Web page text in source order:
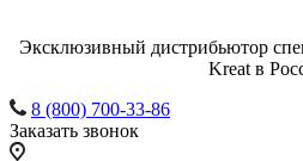
Эксклюзивный дистрибьютор
Kreat в
8 (800) 700-33-86
Заказать звонок